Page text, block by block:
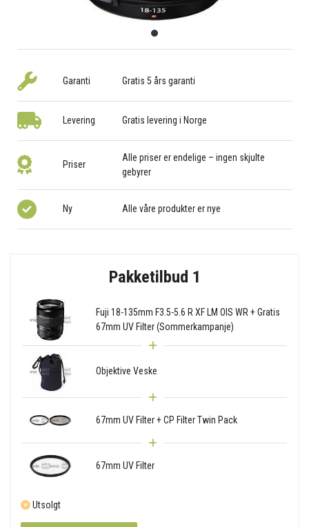
Garanti Gratis 5 års garanti
Levering Gratis levering i Norge
Priser
Alle priser er endelige – ingen skjulte
gebyrer
Ny Alle våre produkter er nye
Pakketilbud 1
Fuji 18-135mm F3.5-5.6 R XF LM OIS WR + Gratis
67mm UV Filter (Sommerkampanje)
Objektive Veske
67mm UV Filter + CP Filter Twin Pack
67mm UV Filter
Utsolgt